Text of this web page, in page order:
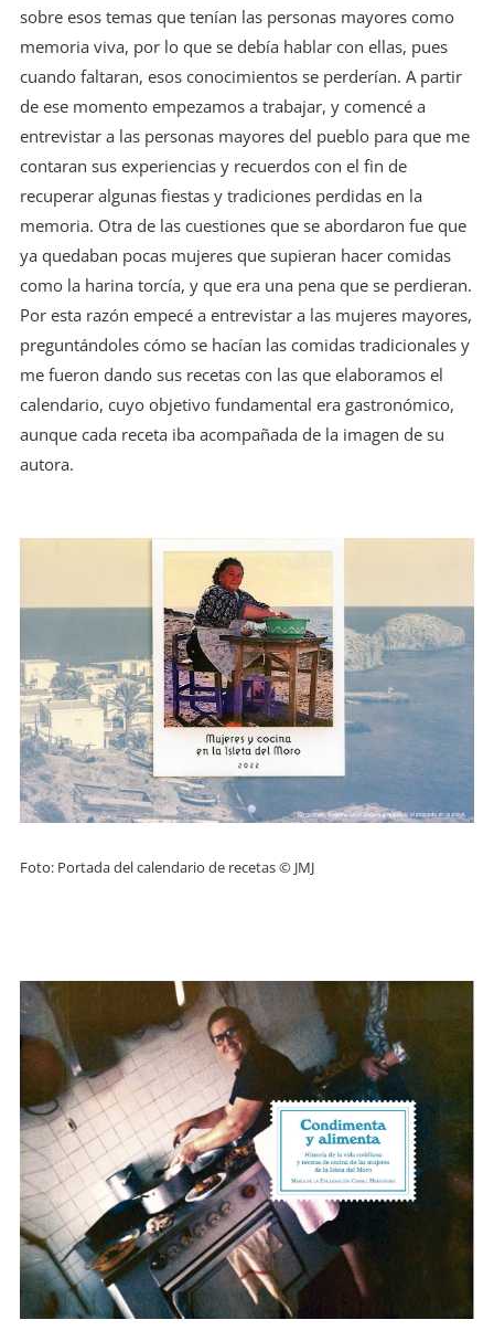
sobre esos temas que tenían las personas mayores como
memoria viva, por lo que se debía hablar con ellas, pues
cuando faltaran, esos conocimientos se perderían. A partir
de ese momento empezamos a trabajar, y comencé a
entrevistar a las personas mayores del pueblo para que me
contaran sus experiencias y recuerdos con el fin de
recuperar algunas fiestas y tradiciones perdidas en la
memoria. Otra de las cuestiones que se abordaron fue que
ya quedaban pocas mujeres que supieran hacer comidas
como la harina torcía, y que era una pena que se perdieran.
Por esta razón empecé a entrevistar a las mujeres mayores,
preguntándoles cómo se hacían las comidas tradicionales y
me fueron dando sus recetas con las que elaboramos el
calendario, cuyo objetivo fundamental era gastronómico,
aunque cada receta iba acompañada de la imagen de su
autora.
Foto: Portada del calendario de recetas © JMJ